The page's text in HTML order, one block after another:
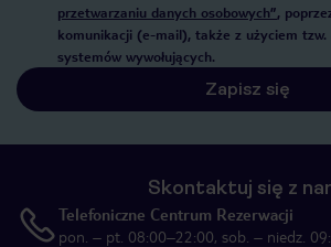
przetwarzaniu danych osobowych”,
komunikacji (e-mail), także z użyciem
systemów wywołujących.
Zapisz się
Skontaktuj się z
Telefoniczne Centrum Rezerwacji
pon. – pt. 08:00–22:00, sob. – niedz.